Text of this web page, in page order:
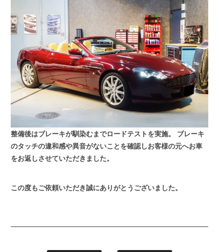
整備後はブレーキが馴染むまでロードテストを実施。
ブレーキ
のタッチの違和感や異音がないことを確認しお客様の元へお車
をお返しさせていただきました。
この度もご依頼いただき誠にありがとうございました。